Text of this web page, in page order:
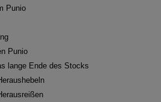
Punio
Punio
lange Ende des Stocks